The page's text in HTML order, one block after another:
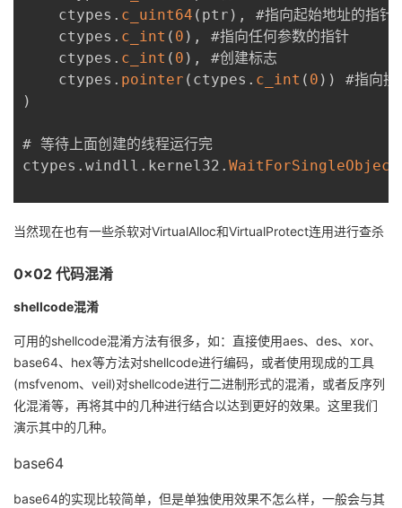
    ctypes
. c_uint64 ( ptr ) ,
#指向起始地址的指针
    ctypes
. c_int ( 0 ) ,
#指向任何参数的指针
    ctypes
. c_int ( 0 ) ,
#创建标志
    ctypes
. pointer ( ctypes . c_int ( 0 ) )
)
# 等待上面创建的线程运行完
ctypes . windll . kernel32 . WaitForSingleObject
当然现在也有一些杀软对VirtualAlloc和VirtualProtect连用进行查杀
0x02 代码混淆
shellcode混淆
可用的shellcode混淆方法有很多，如：直接使用aes、des、xor、
base64、hex等方法对shellcode进行编码，或者使用现成的工具
(msfvenom、veil)对shellcode进行二进制形式的混淆，或者反序列
化混淆等，再将其中的几种进行结合以达到更好的效果。这里我们
演示其中的几种。
base64
base64的实现比较简单，但是单独使用效果不怎么样，一般会与其